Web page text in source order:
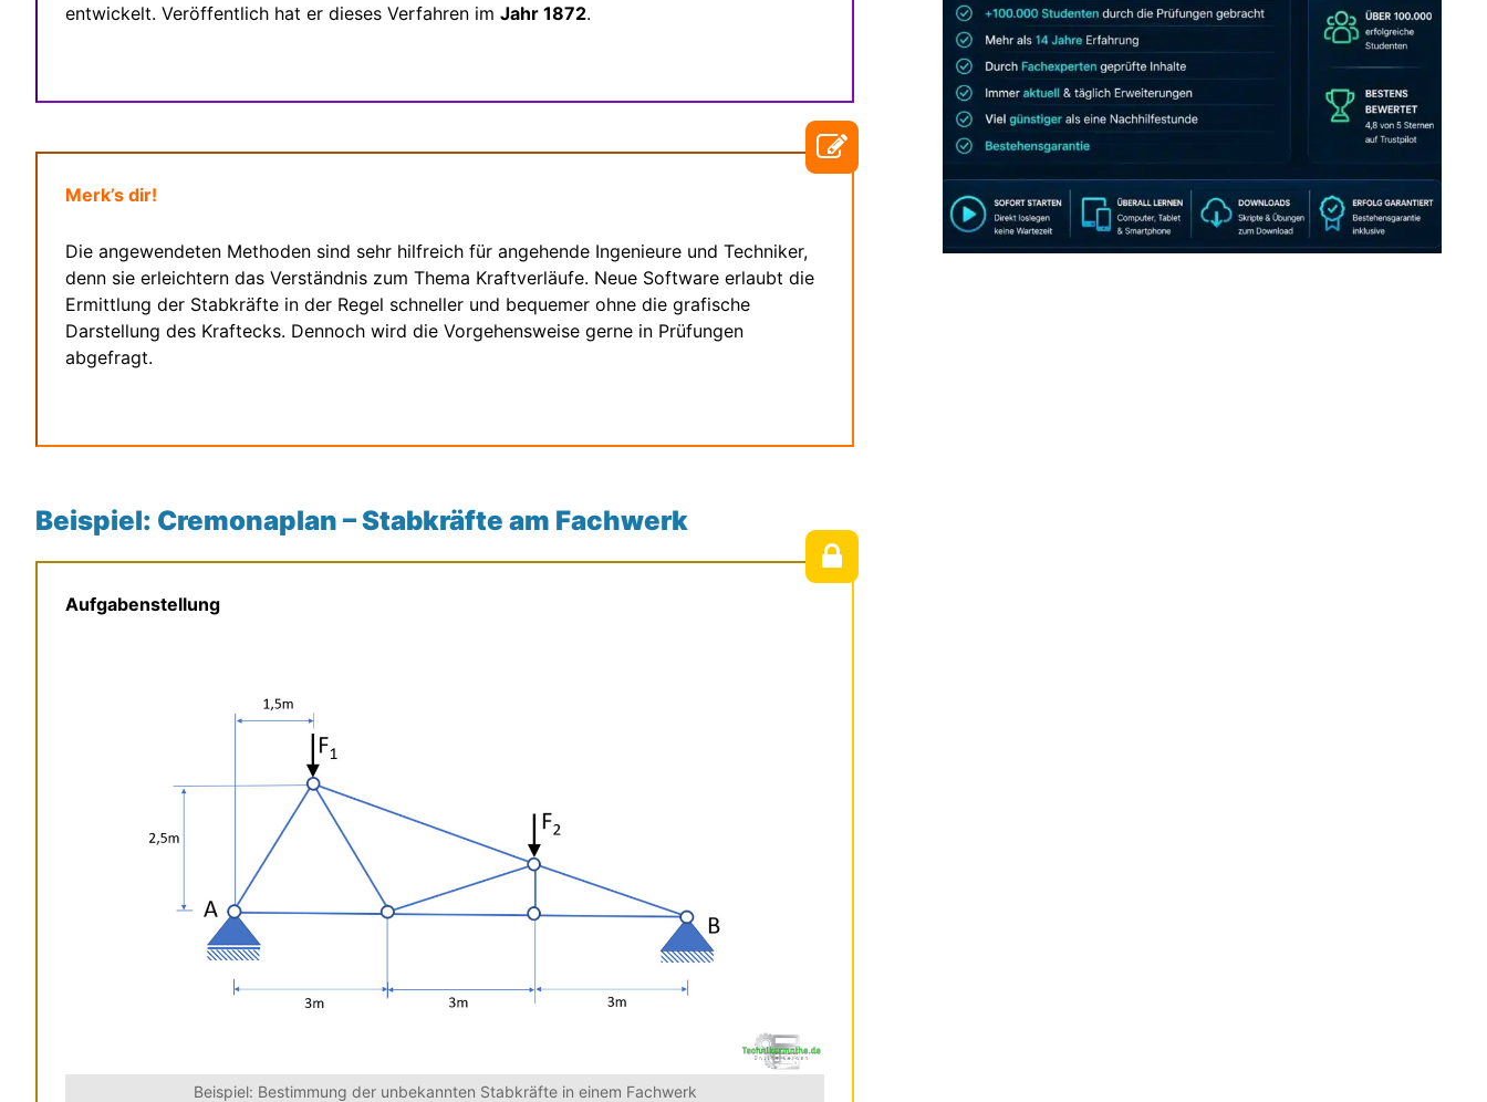
entwickelt. Veröffentlich hat er dieses Verfahren im Jahr 1872.
Merk’s dir!
Die angewendeten Methoden sind sehr hilfreich für angehende Ingenieure und Techniker,
denn sie erleichtern das Verständnis zum Thema Kraftverläufe. Neue Software erlaubt die
Ermittlung der Stabkräfte in der Regel schneller und bequemer ohne die grafische
Darstellung des Kraftecks. Dennoch wird die Vorgehensweise gerne in Prüfungen
abgefragt.
Beispiel: Cremonaplan – Stabkräfte am Fachwerk
Aufgabenstellung
Beispiel: Bestimmung der unbekannten Stabkräfte in einem Fachwerk
JETZT AB 7,40 EUR/MONAT PERFEKT LERNEN